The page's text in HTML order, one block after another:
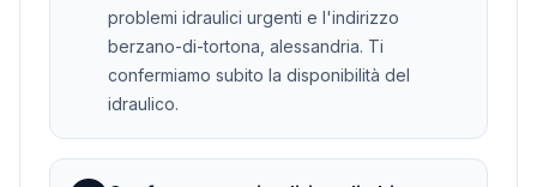
problemi idraulici urgenti e l'indirizzo
berzano-di-tortona, alessandria. Ti
confermiamo subito la disponibilità del
idraulico.